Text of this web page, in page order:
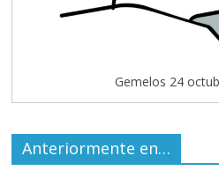
Gemelos 24
Anteriormente en…